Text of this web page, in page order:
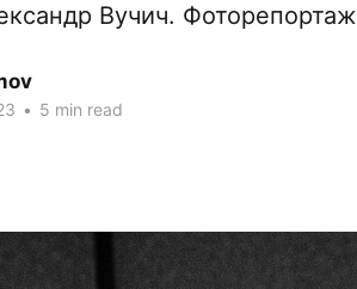
Вучич. Фоторепортаж
• 5 min read